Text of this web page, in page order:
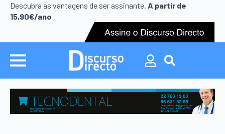
Descubra as vantagens de ser assinante. A partir de
15,90€/ano
Search
for:
Search